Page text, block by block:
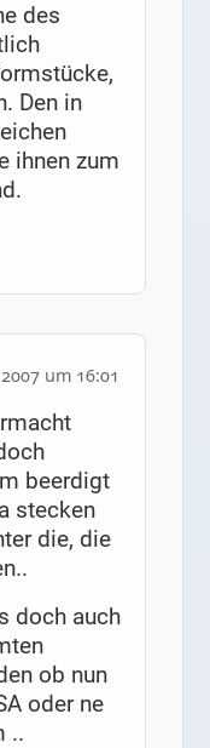
des
Den in
ihnen zum
um 16:01
beerdigt
stecken
die, die
doch auch
ob nun
oder ne
..